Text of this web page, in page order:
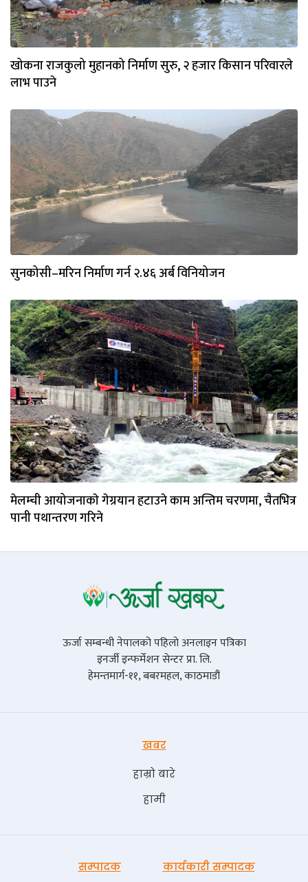
खोकना राजकुलो मुहानको निर्माण सुरु, २ हजार किसान परिवारले
लाभ पाउने
सुनकोसी–मरिन निर्माण गर्न २.४६ अर्ब विनियोजन
मेलम्ची आयोजनाकाे गेग्रयान हटाउने काम अन्तिम चरणमा, चैतभित्र
पानी पथान्तरण गरिने
ऊर्जा सम्बन्धी नेपालको पहिलो अनलाइन पत्रिका
इनर्जी इन्फर्मेशन सेन्टर प्रा. लि.
हेमन्तमार्ग-११, बबरमहल, काठमाडौं
खबर
हाम्रो बारे
हामी
सम्पादक कार्यकारी सम्पादक